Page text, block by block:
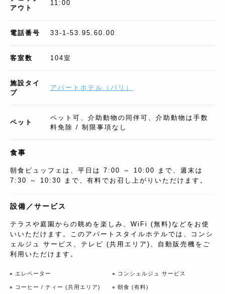
アウト
11:00
電話番号 33-1-53.95.60.00
客室数 104室
施設タイ
プ
アパートホテル （ パリ ）
ペット
ペット可、介助動物の同伴可、介助動物は手数
料免除 / 制限事項なし
食事
朝食ビュッフェは、平日は 7:00 ～ 10:00 まで、週末は
7:30 ～ 10:30 まで、有料でお召し上がりいただけます。
設備／サービス
テラスや庭園からの眺めを楽しみ、WiFi (無料)などをお使
いいただけます。このアパートスタイルホテルでは、コンシ
ェルジュ サービス、テレビ (共用エリア)、自動販売機をご
利用いただけます。
エレベーター コンシェルジュ サービス
コーヒー / ティー (共用エリア) 朝食 (有料)